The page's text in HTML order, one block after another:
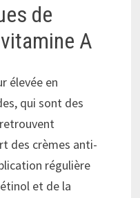
de
A
élevée en
qui sont des
des crèmes anti-
régulière
et de la